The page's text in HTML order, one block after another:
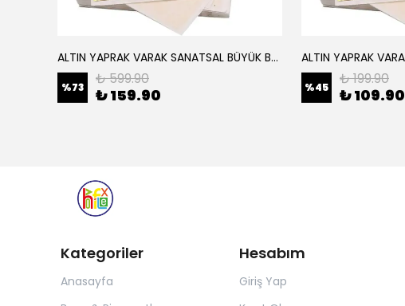
ALTIN YAPRAK VARAK SANATSAL BÜYÜK BOY FOLYO EPOKSİ REÇİNE NAİL ART 16 ADET 14X14 CM ALTIN RENK
%73 ₺ 599.90
₺ 159.90 %45 ₺ 199.90
₺ 109.90
Kategoriler
Anasayfa
Hesabım
Giriş Yap